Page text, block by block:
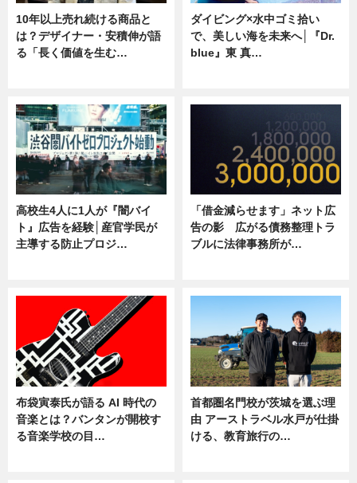
10年以上売れ続ける商品と
は？デザイナー・安積伸が語
る「長く価値を生む…
ダイビング×水中ゴミ拾い
で、美しい海を未来へ│『Dr.
blue』東 真…
高校生4人に1人が『闇バイ
ト』広告を経験│産官学民が
主導する防止プロジ…
「借金減らせます」ネット広
告の影 広がる債務整理トラ
ブルに法律事務所が…
布袋寅泰氏が語る AI 時代の
音楽とは？バンタンが開校す
る音楽学校の目…
首都圏名門校が茨城を選ぶ理
由 アーストラベル水戸が仕掛
ける、教育旅行の…